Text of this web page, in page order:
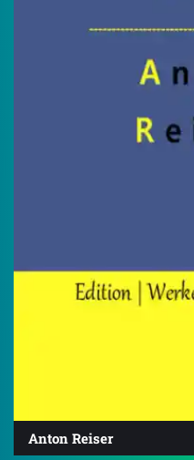
Anton Reiser